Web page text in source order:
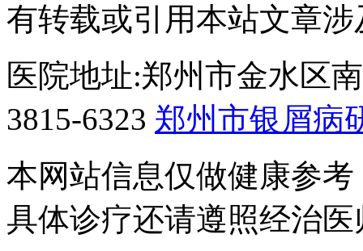
有转载或引用本站文章
医院地址:郑州市金水区
3815-6323 郑州市银屑病
本网站信息仅做健康参
具体诊疗还请遵照经治医